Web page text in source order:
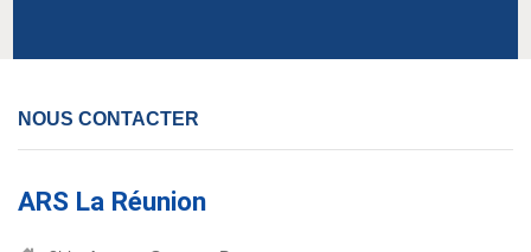
NOUS CONTACTER
ARS La Réunion